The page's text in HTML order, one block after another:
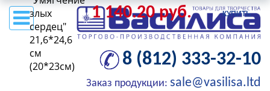
8 (812) 333-32-10
Заказ продукции: sale@vasilisa.ltd
злых
сердец"
21,6*24,6
см
(20*23см)
1 140.20 руб. КУПИТЬ